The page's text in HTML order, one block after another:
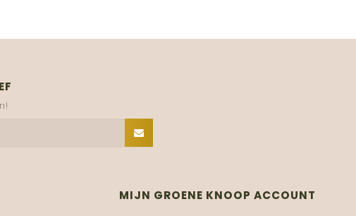
MIJN GROENE KNOOP ACCOUNT